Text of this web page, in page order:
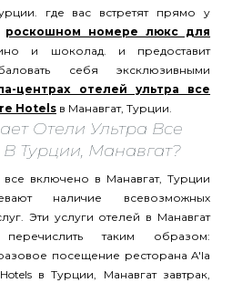
где вас встретят прямо у
роскошном номере люкс для
и шоколад. и предоставит
себя эксклюзивными
центрах отелей ультра все
Hotelsв Манавгат, Турции.
Отели Ультра Все
Турции, Манавгат?
включено в Манавгат, Турции
наличие всевозможных
Эти услуги отелей в Манавгат
таким образом:
посещение ресторана A'la
в Турции, Манавгат завтрак,